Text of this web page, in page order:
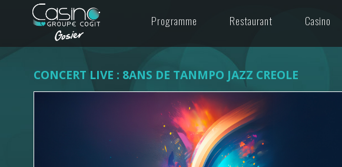
Programme Restaurant Casino
CONCERT LIVE : 8ANS DE TANMPO JAZZ CREOLE